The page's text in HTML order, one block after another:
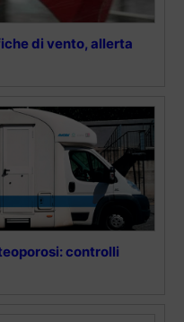
di vento, allerta
controlli